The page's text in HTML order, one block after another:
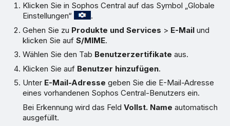
Klicken Sie in Sophos Central auf das Symbol „Globale
Einstellungen“
.
Gehen Sie zu Produkte und Services > E-Mail und
klicken Sie aufS/MIME.
Wählen Sie den Tab Benutzerzertifikate aus.
Klicken Sie auf Benutzer hinzufügen.
Unter E-Mail-Adresse geben Sie die E-Mail-Adresse
eines vorhandenen Sophos Central-Benutzers ein.
Bei Erkennung wird das FeldVollst. Name automatisch
ausgefüllt.